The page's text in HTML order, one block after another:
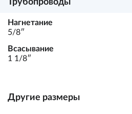
Трубопроводы
Нагнетание
5/8ʺ
Всасывание
1 1/8ʺ
Другие размеры